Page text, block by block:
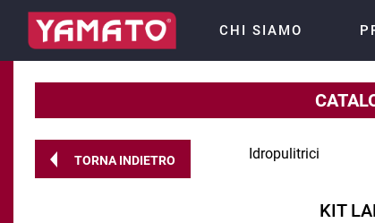
CHI SIAMO
TORNA INDIETRO Idropulitrici
KIT